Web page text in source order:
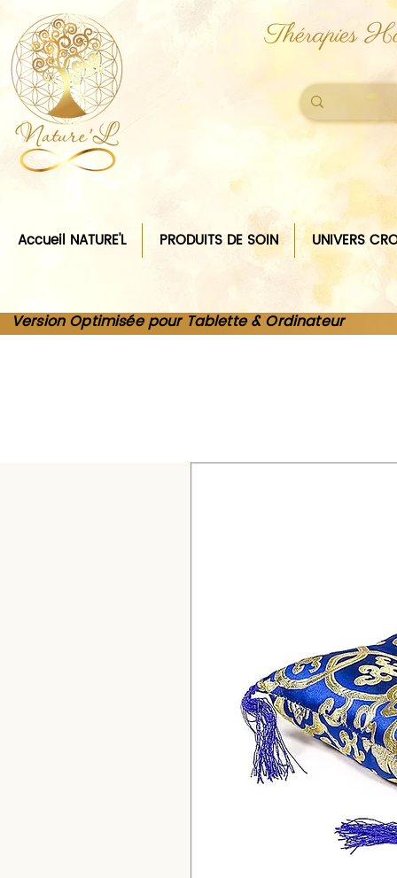
Thérapies
Accueil NATURE'L PRODUITS DE SOIN UNIVERS
Version Optimisée pour Tablette & Ordinateur